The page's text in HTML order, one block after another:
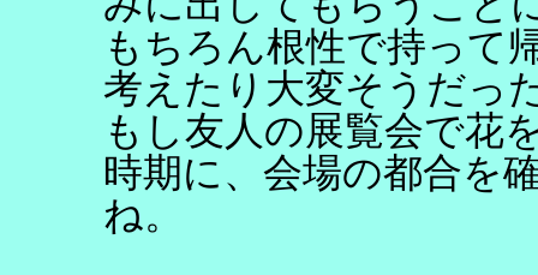
もちろん根性で持って
考えたり大変そうだっ
もし友人の展覧会で花
時期に、会場の都合を
ね。